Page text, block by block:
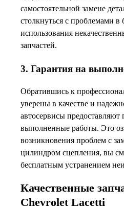
самостоятельной замене
столкнуться с проблемами в
использования
запчастей.
3. Гарантия на
Обратившись к
уверены в качестве и
автосервисы предоставляют
выполненные работы. Это
возникновения проблем с
цилиндром сцепления, вы
бесплатным устранением
Качественные
Chevrolet Lacetti